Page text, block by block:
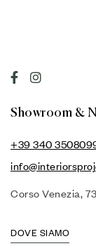
Showroom &
+39 340
Corso Venezia,
DOVE SIAMO